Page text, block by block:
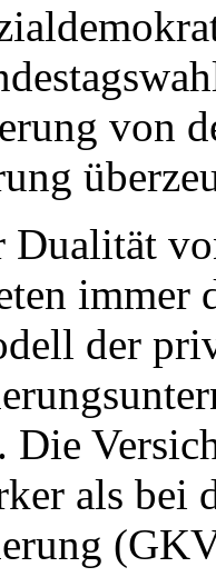
von
immer
der
als bei